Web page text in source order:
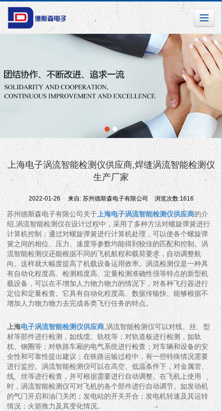
上海电子涡流智能检测仪供应商,焊缝涡流智能检测仪
生产厂家
2022-01-26 来自: 苏州德斯森电子有限公司 浏览次数:1616
苏州德斯森电子有限公司关于上海电子涡流智能检测仪供应商的介
绍,涡流智能检测仪在设计过程中，采用了多种方法对螺旋弹簧进行
计算机控制；通过对螺旋弹簧进行计算机处理，可以使各个螺旋弹
簧之间的相位、压力、速度等参数均能得到较佳的匹配和控制。涡
流智能检测仪还能根据不同的飞机航程和载荷要求，自动调整航
向。这样就大幅度提高了机载设备运用效率。涡流检测仪是一种具
有自动化程度高、检测精度高、定量检测准确性强等特点的新型机
载设备，可以在不增加人力物力物力的情况下，对各种飞行器进行
定位和定量检查。它具有自动化程度高、数据传输快、能够根据不
增加人力物力物力去完成各类飞行任务的特点。
上海电子涡流智能检测仪供应商,涡流智能检测仪可以对线、丝、型
材等部件进行检测，如线缆、轨枕等；对轨道板进行检测，如轨
枕、钢圈等；对铁路车厢的电气系统进行检查；对车辆和设备的安
全性和可靠性提出建议；在铁路运输过程中，有一些特殊情况需要
进行监控。涡流智能检测仪可以在高空、低温条件下，对金属管、
线、丝等进行检查，并可根据需要进行自动调整。在飞机上使用
时，涡流智能检测仪可对飞机的各个部件进行自动调节。如发动机
的气门开启和油门关闭；发电站的开关开合；发电机转速及其运转
情况；火箭推力及其变化情况。